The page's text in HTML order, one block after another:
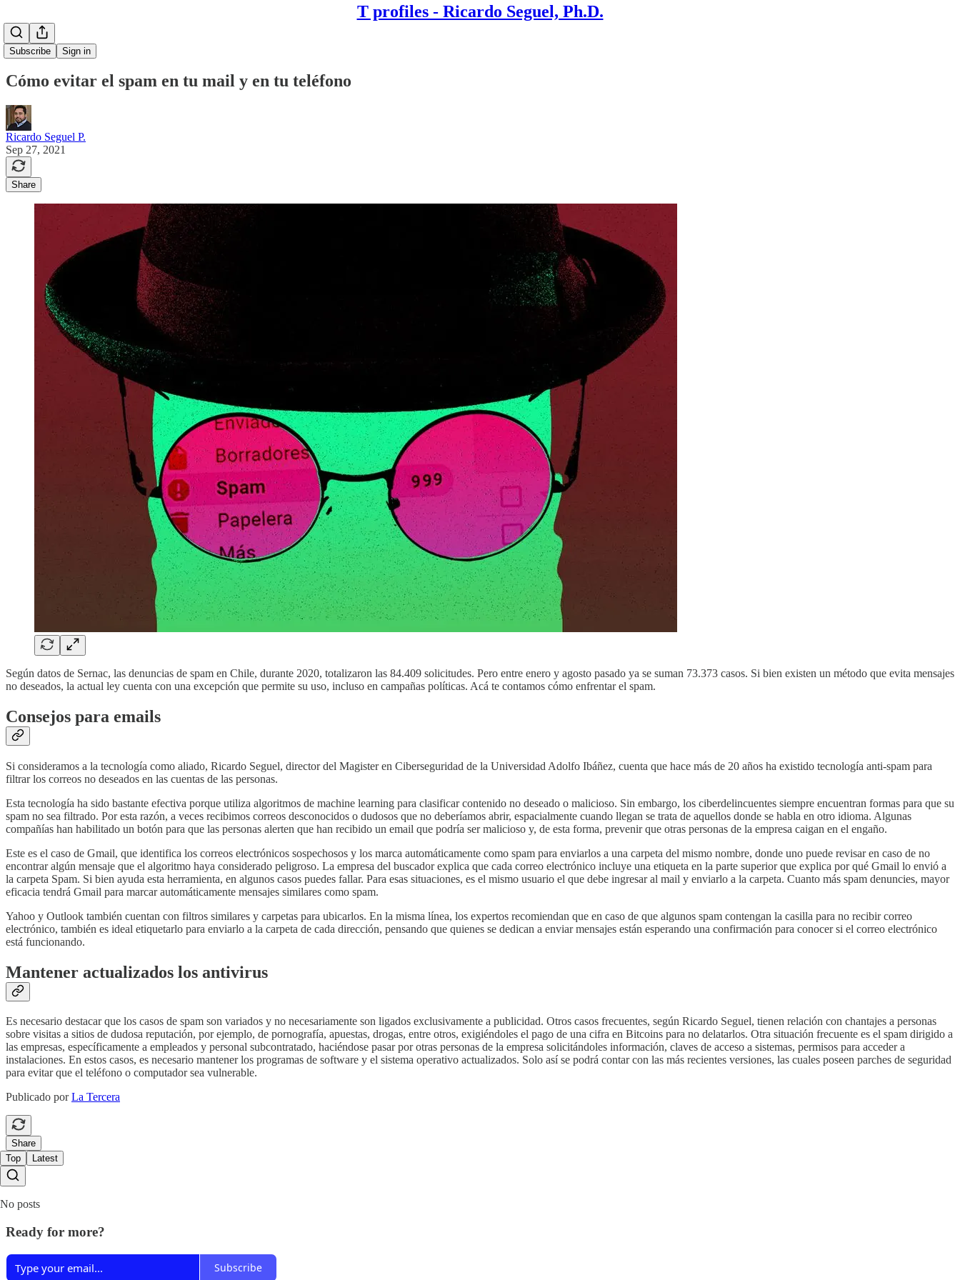
T profiles - Ricardo Seguel, Ph.D.
Subscribe Sign in
Cómo evitar el spam en tu mail y en tu teléfono
Ricardo Seguel P.
Sep 27, 2021
Share
Según datos de Sernac, las denuncias de spam en Chile, durante 2020, totalizaron las 84.409 solicitudes. Pero entre enero y agosto pasado ya se suman 73.373 casos. Si bien existen un método que evita mensajes
no deseados, la actual ley cuenta con una excepción que permite su uso, incluso en campañas políticas. Acá te contamos cómo enfrentar el spam.
Consejos para emails
Si consideramos a la tecnología como aliado, Ricardo Seguel, director del Magister en Ciberseguridad de la Universidad Adolfo Ibáñez, cuenta que hace más de 20 años ha existido tecnología anti-spam para
filtrar los correos no deseados en las cuentas de las personas.
Esta tecnología ha sido bastante efectiva porque utiliza algoritmos de machine learning para clasificar contenido no deseado o malicioso. Sin embargo, los ciberdelincuentes siempre encuentran formas para que su
spam no sea filtrado. Por esta razón, a veces recibimos correos desconocidos o dudosos que no deberíamos abrir, espacialmente cuando llegan se trata de aquellos donde se habla en otro idioma. Algunas
compañías han habilitado un botón para que las personas alerten que han recibido un email que podría ser malicioso y, de esta forma, prevenir que otras personas de la empresa caigan en el engaño.
Este es el caso de Gmail, que identifica los correos electrónicos sospechosos y los marca automáticamente como spam para enviarlos a una carpeta del mismo nombre, donde uno puede revisar en caso de no
encontrar algún mensaje que el algoritmo haya considerado peligroso. La empresa del buscador explica que cada correo electrónico incluye una etiqueta en la parte superior que explica por qué Gmail lo envió a
la carpeta Spam. Si bien ayuda esta herramienta, en algunos casos puedes fallar. Para esas situaciones, es el mismo usuario el que debe ingresar al mail y enviarlo a la carpeta. Cuanto más spam denuncies, mayor
eficacia tendrá Gmail para marcar automáticamente mensajes similares como spam.
Yahoo y Outlook también cuentan con filtros similares y carpetas para ubicarlos. En la misma línea, los expertos recomiendan que en caso de que algunos spam contengan la casilla para no recibir correo
electrónico, también es ideal etiquetarlo para enviarlo a la carpeta de cada dirección, pensando que quienes se dedican a enviar mensajes están esperando una confirmación para conocer si el correo electrónico
está funcionando.
Mantener actualizados los antivirus
Es necesario destacar que los casos de spam son variados y no necesariamente son ligados exclusivamente a publicidad. Otros casos frecuentes, según Ricardo Seguel, tienen relación con chantajes a personas
sobre visitas a sitios de dudosa reputación, por ejemplo, de pornografía, apuestas, drogas, entre otros, exigiéndoles el pago de una cifra en Bitcoins para no delatarlos. Otra situación frecuente es el spam dirigido a
las empresas, específicamente a empleados y personal subcontratado, haciéndose pasar por otras personas de la empresa solicitándoles información, claves de acceso a sistemas, permisos para acceder a
instalaciones. En estos casos, es necesario mantener los programas de software y el sistema operativo actualizados. Solo así se podrá contar con las más recientes versiones, las cuales poseen parches de seguridad
para evitar que el teléfono o computador sea vulnerable.
Publicado porLa Tercera
Share
Top
Latest
No posts
Ready for more?
Subscribe